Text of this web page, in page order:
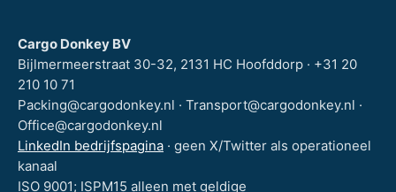
Cargo Donkey BV
Bijlmermeerstraat 30-32, 2131 HC Hoofddorp · +31 20
210 10 71
Packing@cargodonkey.nl · Transport@cargodonkey.nl ·
Office@cargodonkey.nl
LinkedIn bedrijfspagina · geen X/Twitter als operationeel
kanaal
ISO 9001; ISPM15 alleen met geldige